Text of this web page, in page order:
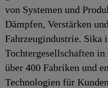
von Systemen und
Dämpfen, Verstärken
Fahrzeugindustrie. Sika
Tochtergesellschaften
über 400 Fabriken und
Technologien für